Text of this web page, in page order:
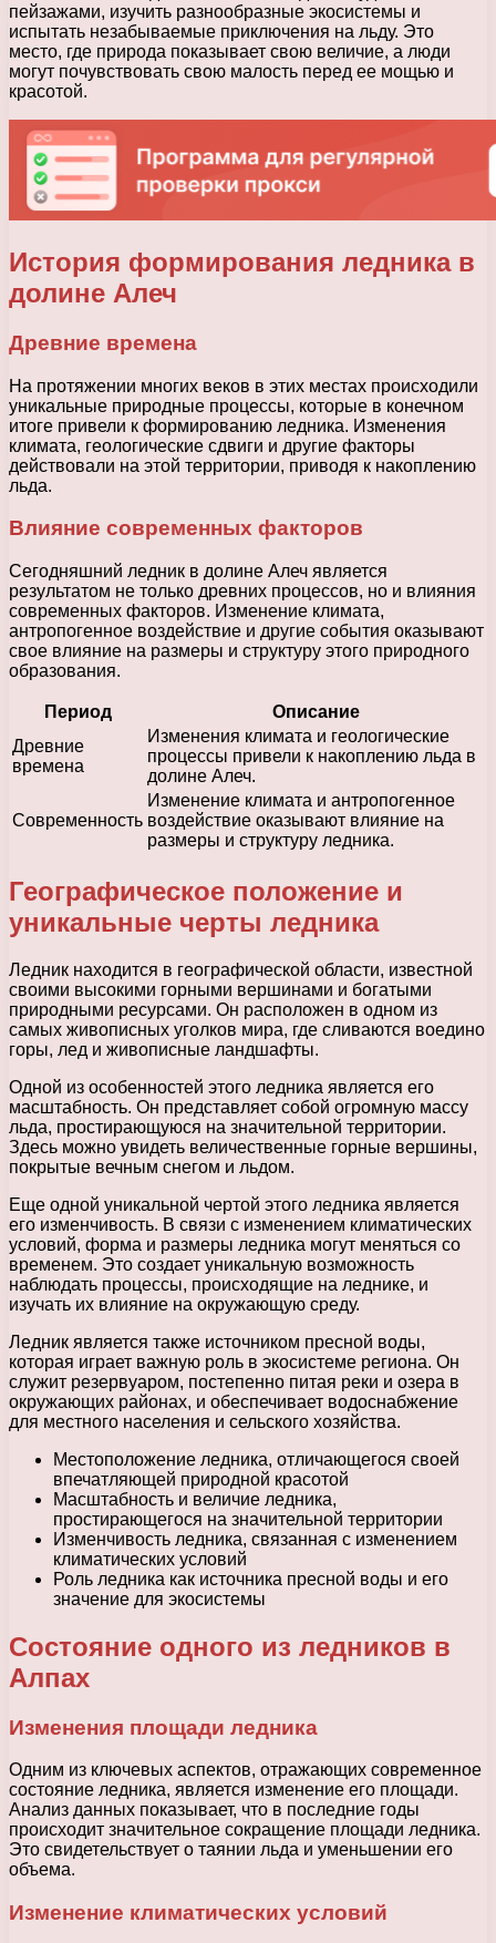
пейзажами, изучить разнообразные экосистемы и
испытать незабываемые приключения на льду. Это
место, где природа показывает свою величие, а люди
могут почувствовать свою малость перед ее мощью и
красотой.
История формирования ледника в
долине Алеч
Древние времена
На протяжении многих веков в этих местах происходили
уникальные природные процессы, которые в конечном
итоге привели к формированию ледника. Изменения
климата, геологические сдвиги и другие факторы
действовали на этой территории, приводя к накоплению
льда.
Влияние современных факторов
Сегодняшний ледник в долине Алеч является
результатом не только древних процессов, но и влияния
современных факторов. Изменение климата,
антропогенное воздействие и другие события оказывают
свое влияние на размеры и структуру этого природного
образования.
Период
Описание
Древние
времена
Изменения климата и геологические
процессы привели к накоплению льда в
долине Алеч.
Современность
Изменение климата и антропогенное
воздействие оказывают влияние на
размеры и структуру ледника.
Географическое положение и
уникальные черты ледника
Ледник находится в географической области, известной
своими высокими горными вершинами и богатыми
природными ресурсами. Он расположен в одном из
самых живописных уголков мира, где сливаются воедино
горы, лед и живописные ландшафты.
Одной из особенностей этого ледника является его
масштабность. Он представляет собой огромную массу
льда, простирающуюся на значительной территории.
Здесь можно увидеть величественные горные вершины,
покрытые вечным снегом и льдом.
Еще одной уникальной чертой этого ледника является
его изменчивость. В связи с изменением климатических
условий, форма и размеры ледника могут меняться со
временем. Это создает уникальную возможность
наблюдать процессы, происходящие на леднике, и
изучать их влияние на окружающую среду.
Ледник является также источником пресной воды,
которая играет важную роль в экосистеме региона. Он
служит резервуаром, постепенно питая реки и озера в
окружающих районах, и обеспечивает водоснабжение
для местного населения и сельского хозяйства.
Местоположение ледника, отличающегося своей
впечатляющей природной красотой
Масштабность и величие ледника,
простирающегося на значительной территории
Изменчивость ледника, связанная с изменением
климатических условий
Роль ледника как источника пресной воды и его
значение для экосистемы
Состояние одного из ледников в
Алпах
Изменения площади ледника
Одним из ключевых аспектов, отражающих современное
состояние ледника, является изменение его площади.
Анализ данных показывает, что в последние годы
происходит значительное сокращение площади ледника.
Это свидетельствует о таянии льда и уменьшении его
объема.
Изменение климатических условий